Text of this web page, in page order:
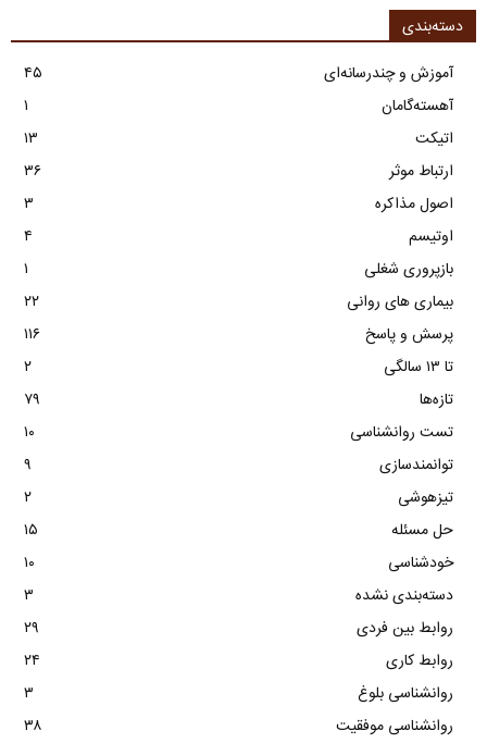
دسته‌بندی
آموزش و چندرسانه‌ای
۴۵
آهسته‌گامان
۱
اتیکت
۱۳
ارتباط موثر
۳۶
اصول مذاکره
۳
اوتیسم
۴
بازپروری شغلی
۱
بیماری های روانی
۲۲
پرسش و پاسخ
۱۱۶
تا ۱۳ سالگی
۲
تازه‌ها
۷۹
تست روانشناسی
۱۰
توانمندسازی
۹
تیزهوشی
۲
حل مسئله
۱۵
خودشناسی
۱۰
دسته‌بندی نشده
۳
روابط بین فردی
۲۹
روابط کاری
۲۴
روانشناسی بلوغ
۳
روانشناسی موفقیت
۳۸